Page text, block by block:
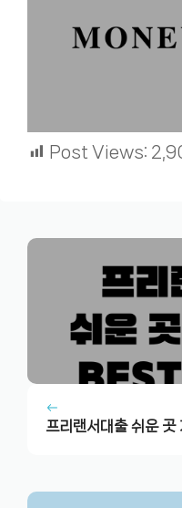
Post Views:
프리랜서대출 쉬운